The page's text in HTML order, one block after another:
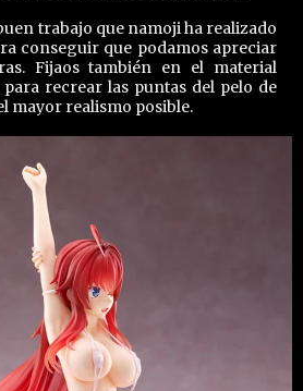
trabajo que namoji ha realizado
conseguir que podamos apreciar
Fijaos también en el material
recrear las puntas del pelo de
mayor realismo posible.